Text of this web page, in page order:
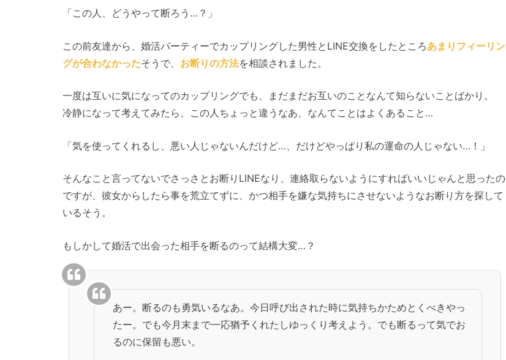
「この人、どうやって断ろう…？」
この前友達から、婚活パーティーでカップリングした男性とLINE交換をしたところあまりフィーリン
グが合わなかったそうで、 お断りの方法を相談されました。
一度は互いに気になってのカップリングでも、まだまだお互いのことなんて知らないことばかり。
冷静になって考えてみたら、この人ちょっと違うなあ、なんてことはよくあること…
「気を使ってくれるし、悪い人じゃないんだけど…、だけどやっぱり私の運命の人じゃない…！」
そんなこと言ってないでさっさとお断りLINEなり、連絡取らないようにすればいいじゃんと思ったの
ですが、彼女からしたら事を荒立てずに、かつ相手を嫌な気持ちにさせないようなお断り方を探して
いるそう。
もしかして婚活で出会った相手を断るのって結構大変…？
あー。断るのも勇気いるなあ。今日呼び出された時に気持ちかためとくべきやっ
たー。でも今月末まで一応猶予くれたしゆっくり考えよう。でも断るって気でお
るのに保留も悪い。